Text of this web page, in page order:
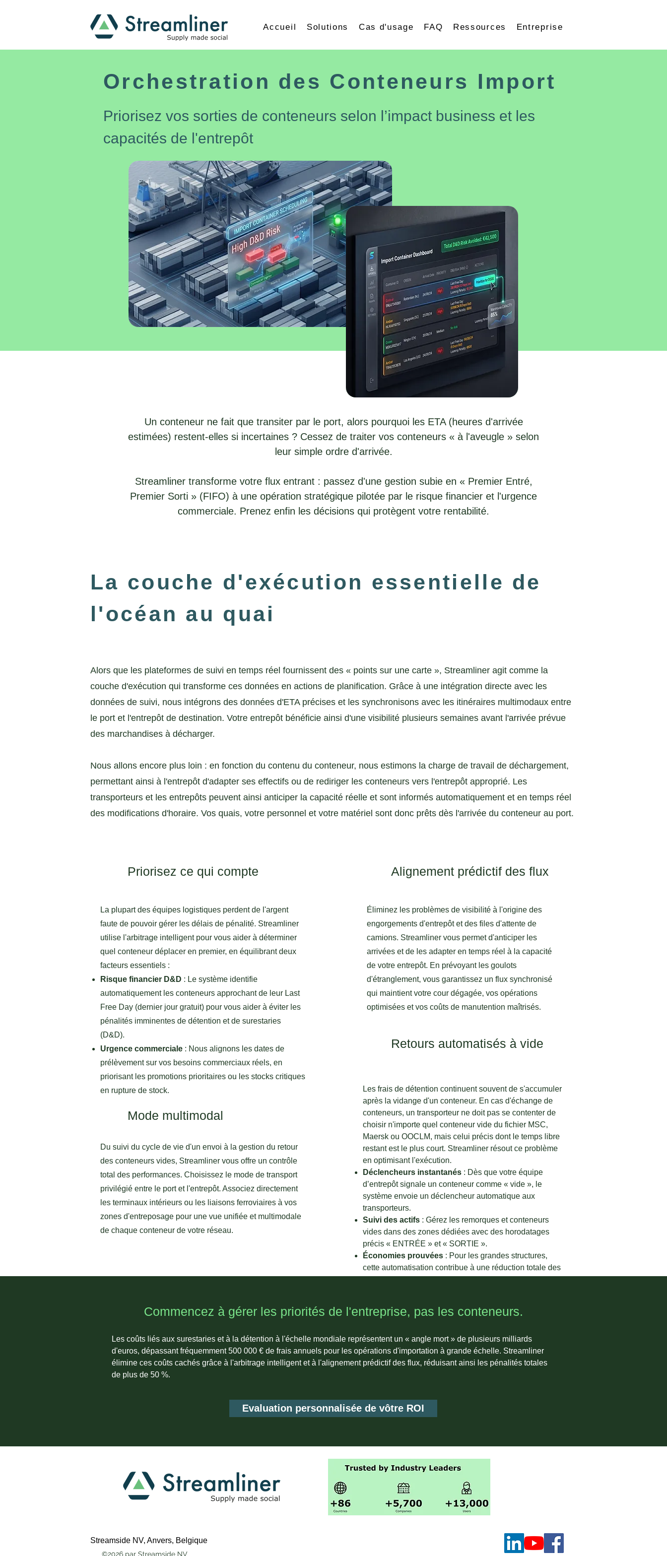
Accueil Solutions Cas d'usage FAQ Ressources Entreprise
Orchestration des Conteneurs Import
Priorisez vos sorties de conteneurs selon l’impact business et les
capacités de l'entrepôt
Un conteneur ne fait que transiter par le port, alors pourquoi les ETA (heures d'arrivée
estimées) restent-elles si incertaines ? Cessez de traiter vos conteneurs « à l'aveugle » selon
leur simple ordre d'arrivée.
Streamliner transforme votre flux entrant : passez d'une gestion subie en « Premier Entré,
Premier Sorti » (FIFO) à une opération stratégique pilotée par le risque financier et l'urgence
commerciale. Prenez enfin les décisions qui protègent votre rentabilité.
La couche d'exécution essentielle de
l'océan au quai
Alors que les plateformes de suivi en temps réel fournissent des « points sur une carte », Streamliner agit comme la
couche d'exécution qui transforme ces données en actions de planification. Grâce à une intégration directe avec les
données de suivi, nous intégrons des données d'ETA précises et les synchronisons avec les itinéraires multimodaux entre
le port et l'entrepôt de destination. Votre entrepôt bénéficie ainsi d'une visibilité plusieurs semaines avant l'arrivée prévue
des marchandises à décharger.
Nous allons encore plus loin : en fonction du contenu du conteneur, nous estimons la charge de travail de déchargement,
permettant ainsi à l'entrepôt d'adapter ses effectifs ou de rediriger les conteneurs vers l'entrepôt approprié. Les
transporteurs et les entrepôts peuvent ainsi anticiper la capacité réelle et sont informés automatiquement et en temps réel
des modifications d'horaire. Vos quais, votre personnel et votre matériel sont donc prêts dès l'arrivée du conteneur au port.
Priorisez ce qui compte Alignement prédictif des flux
La plupart des équipes logistiques perdent de l'argent
faute de pouvoir gérer les délais de pénalité. Streamliner
utilise l'arbitrage intelligent pour vous aider à déterminer
quel conteneur déplacer en premier, en équilibrant deux
facteurs essentiels :
Risque financier D&D : Le système identifie
automatiquement les conteneurs approchant de leur Last
Free Day (dernier jour gratuit) pour vous aider à éviter les
pénalités imminentes de détention et de surestaries
(D&D).
Urgence commerciale : Nous alignons les dates de
prélèvement sur vos besoins commerciaux réels, en
priorisant les promotions prioritaires ou les stocks critiques
en rupture de stock.
Mode multimodal
Du suivi du cycle de vie d'un envoi à la gestion du retour
des conteneurs vides, Streamliner vous offre un contrôle
total des performances. Choisissez le mode de transport
privilégié entre le port et l'entrepôt. Associez directement
les terminaux intérieurs ou les liaisons ferroviaires à vos
zones d'entreposage pour une vue unifiée et multimodale
de chaque conteneur de votre réseau.
Éliminez les problèmes de visibilité à l'origine des
engorgements d'entrepôt et des files d'attente de
camions. Streamliner vous permet d'anticiper les
arrivées et de les adapter en temps réel à la capacité
de votre entrepôt. En prévoyant les goulots
d'étranglement, vous garantissez un flux synchronisé
qui maintient votre cour dégagée, vos opérations
optimisées et vos coûts de manutention maîtrisés.
Les frais de détention continuent souvent de s'accumuler
après la vidange d'un conteneur. En cas d'échange de
conteneurs, un transporteur ne doit pas se contenter de
choisir n'importe quel conteneur vide du fichier MSC,
Maersk ou OOCLM, mais celui précis dont le temps libre
restant est le plus court. Streamliner résout ce problème
en optimisant l'exécution.
Déclencheurs instantanés : Dès que votre équipe
d’entrepôt signale un conteneur comme « vide », le
système envoie un déclencheur automatique aux
transporteurs.
Suivi des actifs : Gérez les remorques et conteneurs
vides dans des zones dédiées avec des horodatages
précis « ENTRÉE » et « SORTIE ».
Économies prouvées : Pour les grandes structures,
cette automatisation contribue à une réduction totale des
Commencez à gérer les priorités de l'entreprise, pas les conteneurs.
Les coûts liés aux surestaries et à la détention à l'échelle mondiale représentent un « angle mort » de plusieurs milliards
d'euros, dépassant fréquemment 500 000 € de frais annuels pour les opérations d'importation à grande échelle. Streamliner
élimine ces coûts cachés grâce à l'arbitrage intelligent et à l'alignement prédictif des flux, réduisant ainsi les pénalités totales
de plus de 50 %.
Evaluation personnalisée de vôtre ROI
Retours automatisés à vide
Streamside NV, Anvers, Belgique
©2026 par Streamside NV